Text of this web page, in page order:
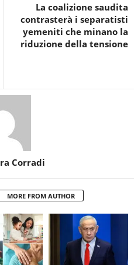
La coalizione saudita
contrasterà i separatisti
yemeniti che minano la
riduzione della tensione
Corradi
MORE FROM AUTHOR